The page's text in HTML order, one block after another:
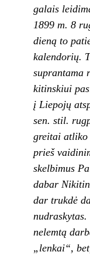
galais
1899 m. 8
dieną to
kalendorių.
suprantama
kitinskiui
į Liepojų
sen. stil.
greitai atliko
prieš
skelbimus
dabar
dar trukdė
nelemtą
„lenkai“,